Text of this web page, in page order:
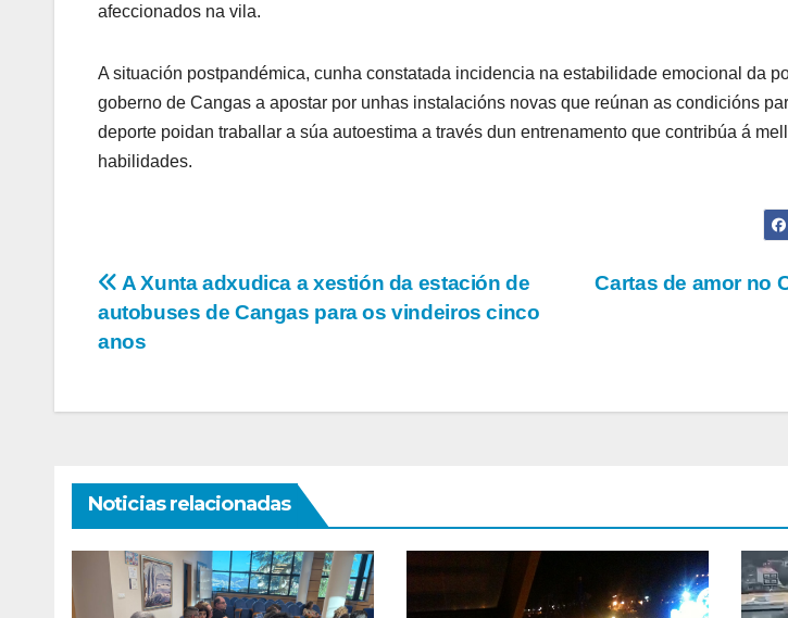
afeccionados na vila.
A situación postpandémica, cunha constatada incidencia na estabilidade emocional da
goberno de Cangas a apostar por unhas instalacións novas que reúnan as condicións
deporte poidan traballar a súa autoestima a través dun entrenamento que contribúa á
habilidades.
Navegación
de
Cartas de amor no
A Xunta adxudica a xestión da estación de
autobuses de Cangas para os vindeiros cinco
anos
Noticias relacionadas